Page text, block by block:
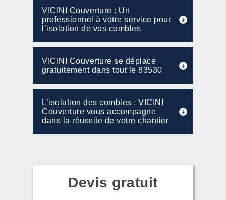
VICINI Couverture : Un
professionnel à votre service pour
l’isolation de vos combles
VICINI Couverture se déplace
gratuitement dans tout le 83530
L’isolation des combles : VICINI
Couverture vous accompagne
dans la réussite de votre chantier
Devis gratuit